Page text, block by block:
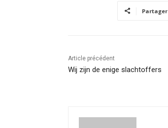
Partager
Article précédent
Wij zijn de enige slachtoffers